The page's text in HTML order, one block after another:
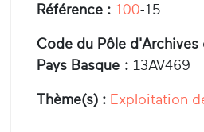
Référence : 100-15
Code du Pôle d'Archives
Pays Basque : 13AV469
Thème(s) : Exploitation